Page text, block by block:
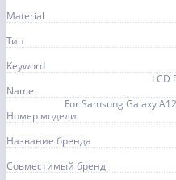
Material
Тип
Keyword
LCD
Name
For Samsung Galaxy
Номер модели
Название бренда
Совместимый бренд